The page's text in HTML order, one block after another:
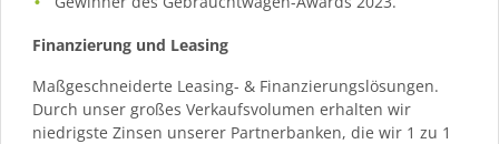
Finanzierung und Leasing
Maßgeschneiderte Leasing- & Finanzierungslösungen.
Durch unser großes Verkaufsvolumen erhalten wir
niedrigste Zinsen unserer Partnerbanken, die wir 1 zu 1